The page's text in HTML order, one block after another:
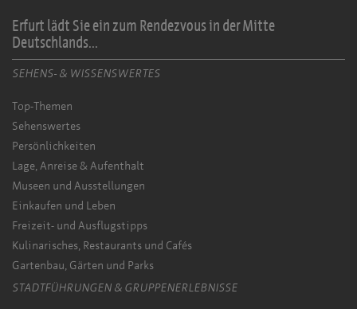
Erfurt lädt Sie ein zum Rendezvous in der Mitte
Deutschlands...
SEHENS- & WISSENSWERTES
Top-Themen
Sehenswertes
Persönlichkeiten
Lage, Anreise & Aufenthalt
Museen und Ausstellungen
Einkaufen und Leben
Freizeit- und Ausflugstipps
Kulinarisches, Restaurants und Cafés
Gartenbau, Gärten und Parks
STADTFÜHRUNGEN & GRUPPENERLEBNISSE